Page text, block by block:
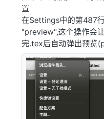
/usr/local/texlive/
/usr/local/texlive/2021
/usr/local/texlive/2021
/usr/local/texlive/2021
/usr/local/texlive/2021
/usr/local/texlive/
2021
/usr/local/texlive/
/usr/local/texlive/
/usr/local/texlive/
置
在Settings中的第487
"preview",这个操作会
完.tex后自动弹出预览